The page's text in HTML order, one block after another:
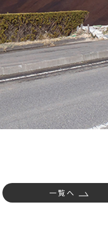
一覧へ